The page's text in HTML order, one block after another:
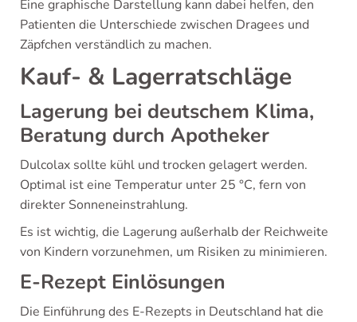
Eine graphische Darstellung kann dabei helfen, den
Patienten die Unterschiede zwischen Dragees und
Zäpfchen verständlich zu machen.
Kauf- & Lagerratschläge
Lagerung bei deutschem Klima,
Beratung durch Apotheker
Dulcolax sollte kühl und trocken gelagert werden.
Optimal ist eine Temperatur unter 25 °C, fern von
direkter Sonneneinstrahlung.
Es ist wichtig, die Lagerung außerhalb der Reichweite
von Kindern vorzunehmen, um Risiken zu minimieren.
E-Rezept Einlösungen
Die Einführung des E-Rezepts in Deutschland hat die